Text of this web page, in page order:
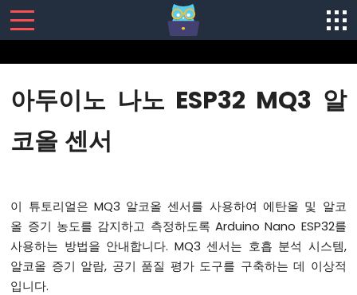
아
이
ESP32
-
소
프
트
웨
아두이노 나노 ESP32 MQ3 알
코올 센서
이 튜토리얼은 MQ3 알코올 센서를 사용하여 에탄올 및 알코
올 증기 농도를 감지하고 측정하도록 Arduino Nano ESP32를
사용하는 방법을 안내합니다. MQ3 센서는 호흡 분석 시스템,
알코올 증기 알람, 공기 품질 평가 도구를 구축하는 데 이상적
입니다.